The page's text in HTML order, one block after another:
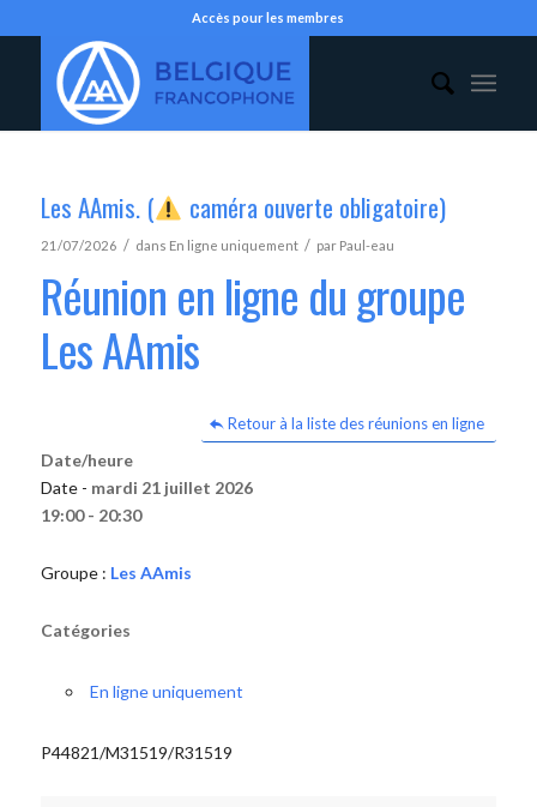
Accès pour les membres
Les AAmis. ( caméra ouverte obligatoire)
21/07/2026 / dans En ligne uniquement / par Paul-eau
Réunion en ligne du groupe
Les AAmis
Retour à la liste des réunions en ligne
Date/heure
Date - mardi 21 juillet 2026
19:00 - 20:30
Groupe : Les AAmis
Catégories
En ligne uniquement
P44821/M31519/R31519